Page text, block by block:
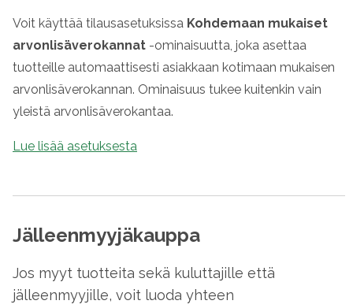
Voit käyttää tilausasetuksissa Kohdemaan mukaiset
arvonlisäverokannat -ominaisuutta, joka asettaa
tuotteille automaattisesti asiakkaan kotimaan mukaisen
arvonlisäverokannan. Ominaisuus tukee kuitenkin vain
yleistä arvonlisäverokantaa.
Lue lisää asetuksesta
Jälleenmyyjäkauppa
Jos myyt tuotteita sekä kuluttajille että
jälleenmyyjille, voit luoda yhteen